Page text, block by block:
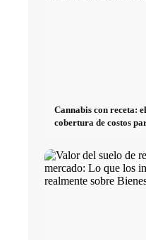
Cannabis con receta:
cobertura de costos